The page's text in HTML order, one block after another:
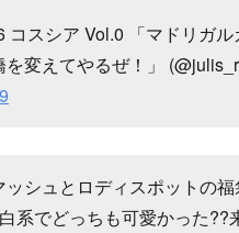
スシア Vol.0 「マドリガル
を変えてやるぜ！」
シュとロディスポットの福
系でどっちも可愛かった??